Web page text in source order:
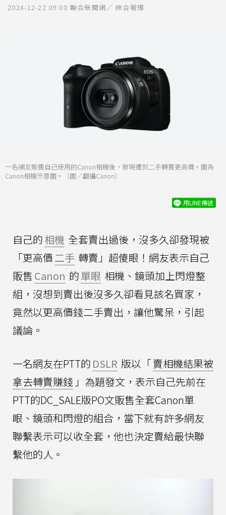
2024-12-22 09:00 聯合新聞網／ 綜合報導
一名網友販賣自己使用的Canon相機後，發現遭到二手轉賣更高價。圖為
Canon相機示意圖。（圖／翻攝Canon）
用LINE傳送
自己的相機 全套賣出過後，沒多久卻發現被
「更高價二手 轉賣」超傻眼！網友表示自己
販售 Canon 的單眼 相機、鏡頭加上閃燈整
組，沒想到賣出後沒多久卻看見該名買家，
竟然以更高價錢二手賣出，讓他驚呆，引起
議論。
一名網友在PTT的 DSLR 版以「賣相機結果被
拿去轉賣賺錢 」為題發文，表示自己先前在
PTT的DC_SALE版PO文販售全套Canon單
眼、鏡頭和閃燈的組合，當下就有許多網友
聯繫表示可以收全套，他也決定賣給最快聯
繫他的人。